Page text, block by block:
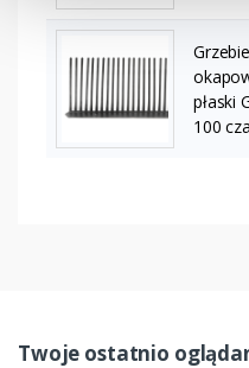
płaski
100
Twoje ostatnio